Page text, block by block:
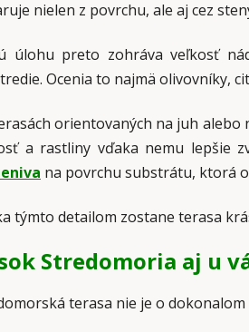
nielen z povrchu, ale aj cez
úlohu preto zohráva veľkosť
Ocenia to najmä olivovníky,
orientovaných na juh alebo
a rastliny vďaka nemu lepšie
na povrchu substrátu, ktorá
týmto detailom zostane terasa
Stredomoria aj u
terasa nie je o